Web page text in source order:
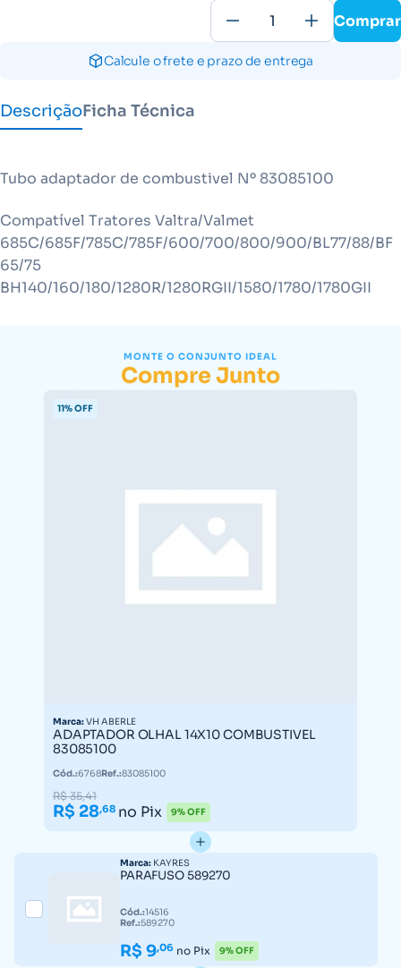
Comprar
Calcule o frete e prazo de entrega
DescriçãoFicha Técnica
Tubo adaptador de combustivel Nº 83085100
Compatível Tratores Valtra/Valmet
685C/685F/785C/785F/600/700/800/900/BL77/88/BF
65/75
BH140/160/180/1280R/1280RGII/1580/1780/1780GII
MONTE O CONJUNTO IDEAL
Compre Junto
11% OFF
Marca:VH ABERLE
ADAPTADOR OLHAL 14X10 COMBUSTIVEL
83085100
Cód.:6768Ref.:83085100
R$ 35,41
R$ 28,68 no Pix 9% OFF
Marca: KAYRES
PARAFUSO 589270
Cód.:14516
Ref.:589270
R$ 9,06 no Pix 9% OFF